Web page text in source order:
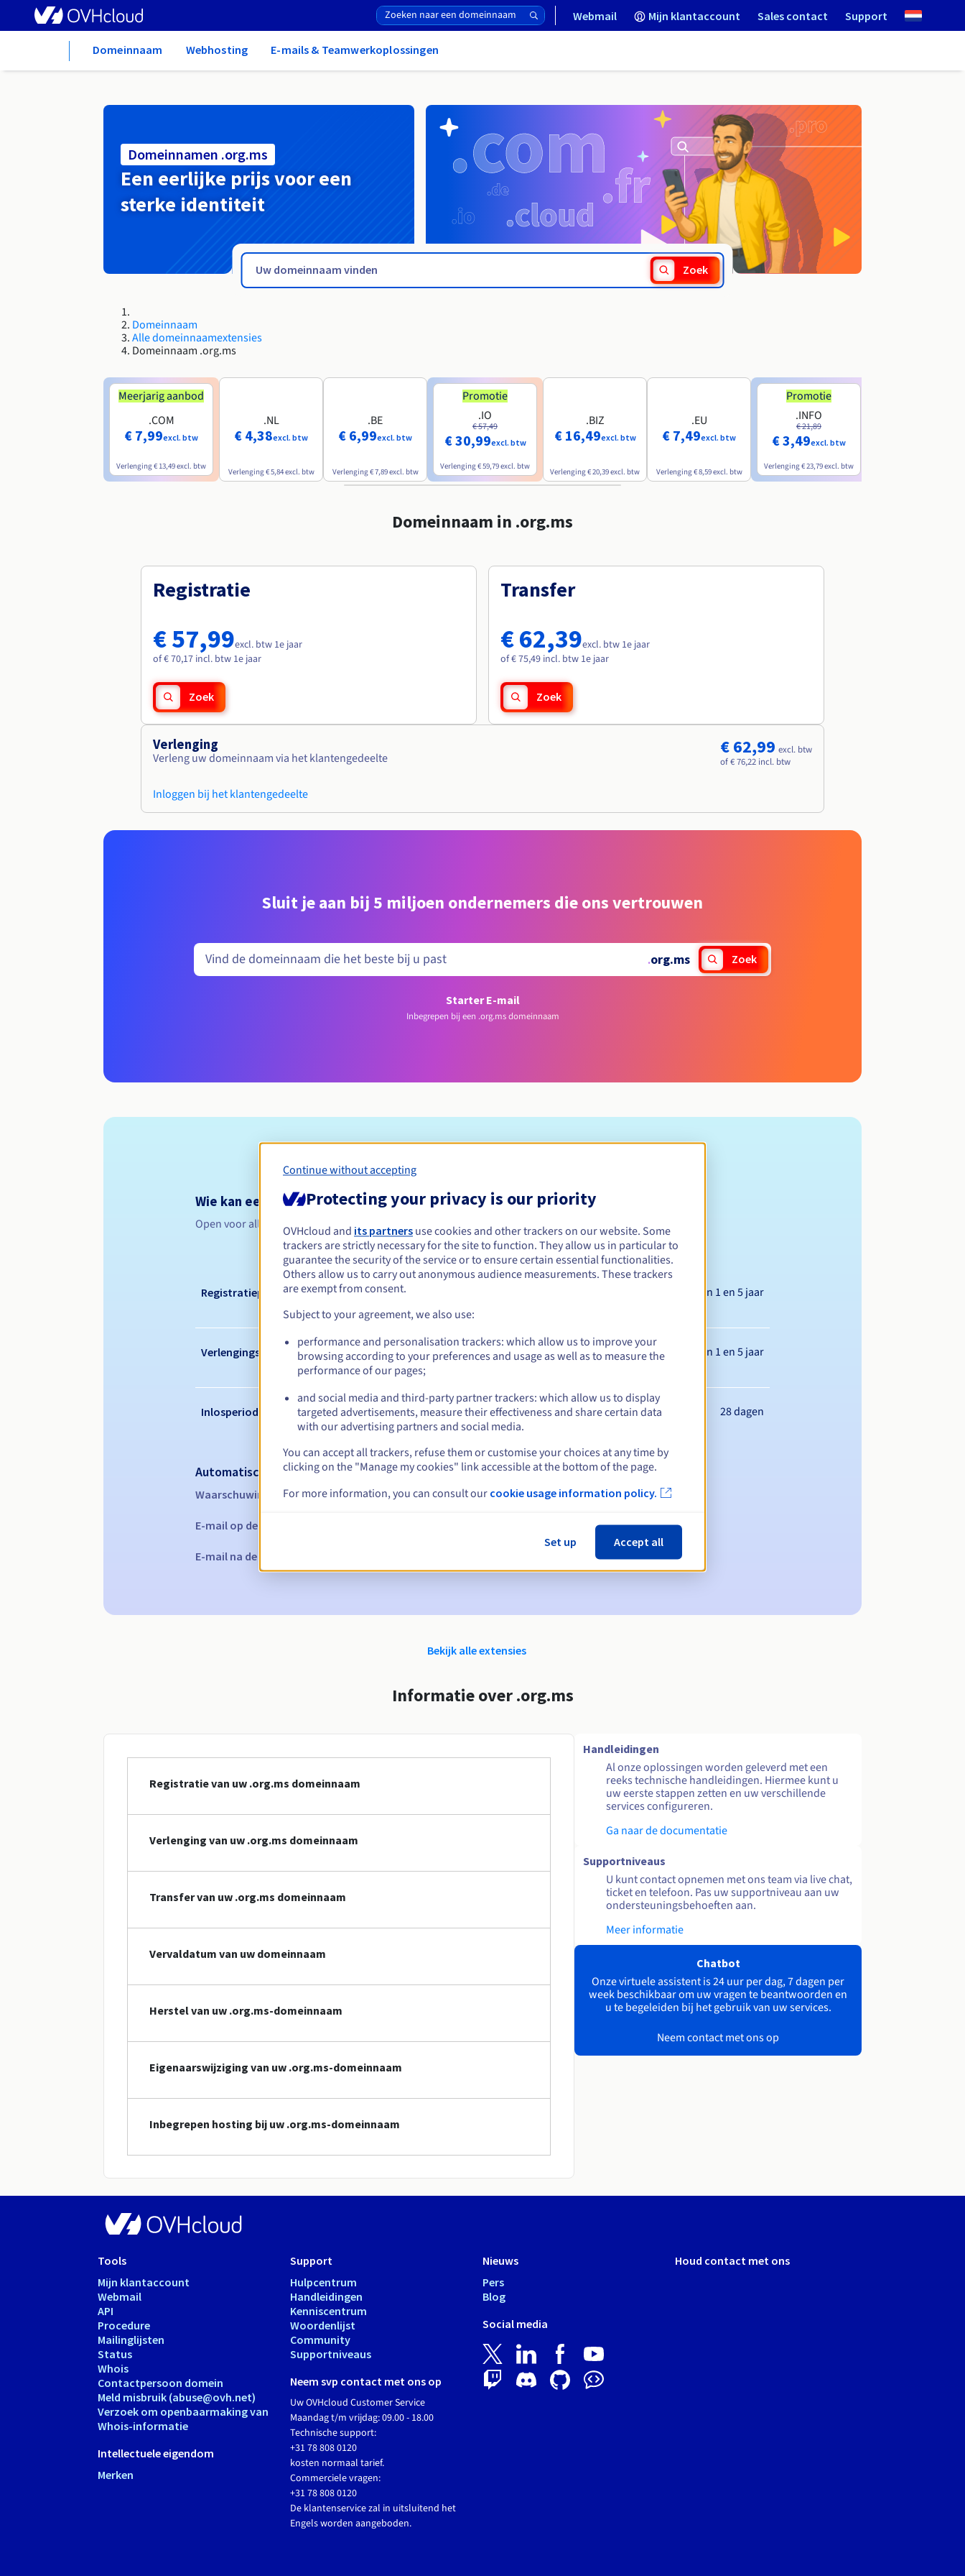
Webmail Mijn klantaccount Sales contact Support
Domeinnaam Webhosting E-mails & Teamwerkoplossingen
Domeinnamen .org.ms
Een eerlijke prijs voor een
sterke identiteit
Zoek
Domeinnaam
Alle domeinnaamextensies
Domeinnaam .org.ms
Meerjarig aanbod
.COM
€ 7,99excl. btw
Verlenging € 13,49excl. btw
.NL
€ 4,38excl. btw
Verlenging € 5,84excl. btw
.BE
€ 6,99excl. btw
Verlenging € 7,89excl. btw
Promotie
.IO
€ 57,49
€ 30,99excl. btw
Verlenging € 59,79excl. btw
.BIZ
€ 16,49excl. btw
Verlenging € 20,39excl. btw
.EU
€ 7,49excl. btw
Verlenging € 8,59excl. btw
Promotie
.INFO
€ 21,89
€ 3,49excl. btw
Verlenging € 23,79excl. btw
Domeinnaam in .org.ms
Registratie
€ 57,99excl. btw 1e jaar
of € 70,17 incl. btw 1e jaar
Zoek
Transfer
€ 62,39excl. btw 1e jaar
of € 75,49 incl. btw 1e jaar
Zoek
Verlenging
Verleng uw domeinnaam via het klantengedeelte
Inloggen bij het klantengedeelte
€ 62,99 excl. btw
of € 76,22 incl. btw
Sluit je aan bij 5 miljoen ondernemers die ons vertrouwen
.org.ms Zoek
Starter E-mail
Inbegrepen bij een .org.ms domeinnaam
Toelatingsvoorwaarden
Wie kan een .org.ms registreren?
Open voor alle natuurlijke of rechtspersonen, zonder geografische beperking.
Beheerregels en meldingen
Registratieperiode Tussen 1 en 5 jaar
Verlengingsperiode Tussen 1 en 5 jaar
Inlosperiode 28 dagen
Automatische meldingen:
Waarschuwings-e-mails:60, 30, 15, 7 en 3 dagen vóór de vervaldatum
E-mail op de vervaldatum
E-mail na de Redemption Grace Period om de verwijdering van de domeinnaam te melden
Bekijk alle extensies
Informatie over .org.ms
Registratie van uw .org.ms domeinnaam
Verlenging van uw .org.ms domeinnaam
Transfer van uw .org.ms domeinnaam
Vervaldatum van uw domeinnaam
Herstel van uw .org.ms-domeinnaam
Eigenaarswijziging van uw .org.ms-domeinnaam
Inbegrepen hosting bij uw .org.ms-domeinnaam
Handleidingen
Al onze oplossingen worden geleverd met een
reeks technische handleidingen. Hiermee kunt u
uw eerste stappen zetten en uw verschillende
services configureren.
Ga naar de documentatie
Supportniveaus
U kunt contact opnemen met ons team via live chat,
ticket en telefoon. Pas uw supportniveau aan uw
ondersteuningsbehoeften aan.
Meer informatie
Chatbot
Onze virtuele assistent is 24 uur per dag, 7 dagen per
week beschikbaar om uw vragen te beantwoorden en
u te begeleiden bij het gebruik van uw services.
Neem contact met ons op
Tools
Mijn klantaccount
Webmail
API
Procedure
Mailinglijsten
Status
Whois
Contactpersoon domein
Meld misbruik (abuse@ovh.net)
Verzoek om openbaarmaking van
Whois-informatie
Intellectuele eigendom
Merken
Support
Hulpcentrum
Handleidingen
Kenniscentrum
Woordenlijst
Community
Supportniveaus
Neem svp contact met ons op
Uw OVHcloud Customer Service
Maandag t/m vrijdag: 09.00 - 18.00
Technische support:
+31 78 808 0120
kosten normaal tarief.
Commerciele vragen:
+31 78 808 0120
De klantenservice zal in uitsluitend het
Engels worden aangeboden.
Nieuws
Pers
Blog
Social media
Houd contact met ons
Continue without accepting
Protecting your privacy is our priority
OVHcloud and its partners use cookies and other trackers on our website. Some
trackers are strictly necessary for the site to function. They allow us in particular to
guarantee the security of the service or to ensure certain essential functionalities.
Others allow us to carry out anonymous audience measurements. These trackers
are exempt from consent.
Subject to your agreement, we also use:
performance and personalisation trackers: which allow us to improve your
browsing according to your preferences and usage as well as to measure the
performance of our pages;
and social media and third-party partner trackers: which allow us to display
targeted advertisements, measure their effectiveness and share certain data
with our advertising partners and social media.
You can accept all trackers, refuse them or customise your choices at any time by
clicking on the "Manage my cookies" link accessible at the bottom of the page.
For more information, you can consult our cookie usage information policy.
Set up Accept all